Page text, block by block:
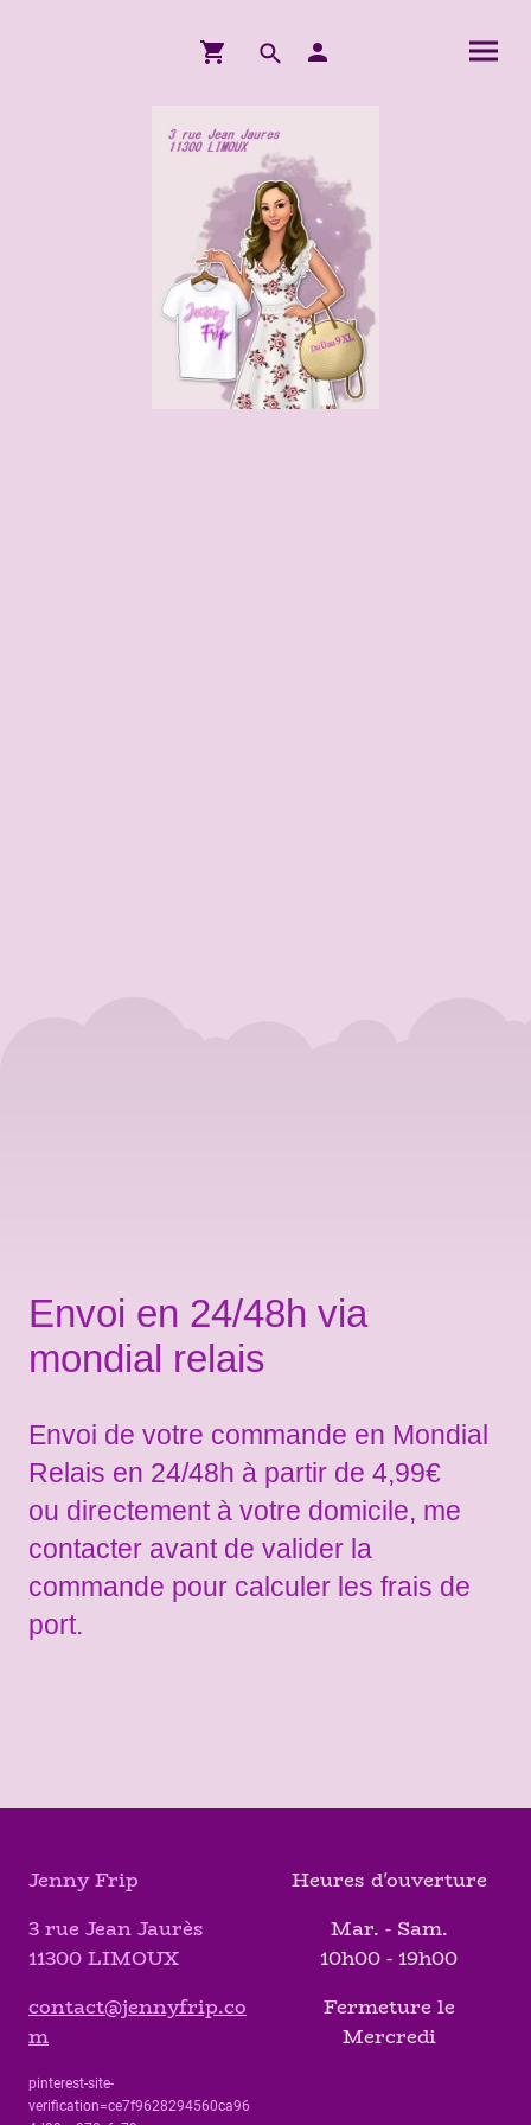
Envoi en 24/48h via
mondial relais
Envoi de votre commande en Mondial
Relais en 24/48h à partir de 4,99€
ou directement à votre domicile, me
contacter avant de valider la
commande pour calculer les frais de
port.
Jenny Frip
3 rue Jean Jaurès
11300 LIMOUX
contact@jennyfrip.co
m
pinterest-site-
verification=ce7f9628294560ca96
Heures d'ouverture
Mar. - Sam.
10h00 - 19h00
Fermeture le
Mercredi